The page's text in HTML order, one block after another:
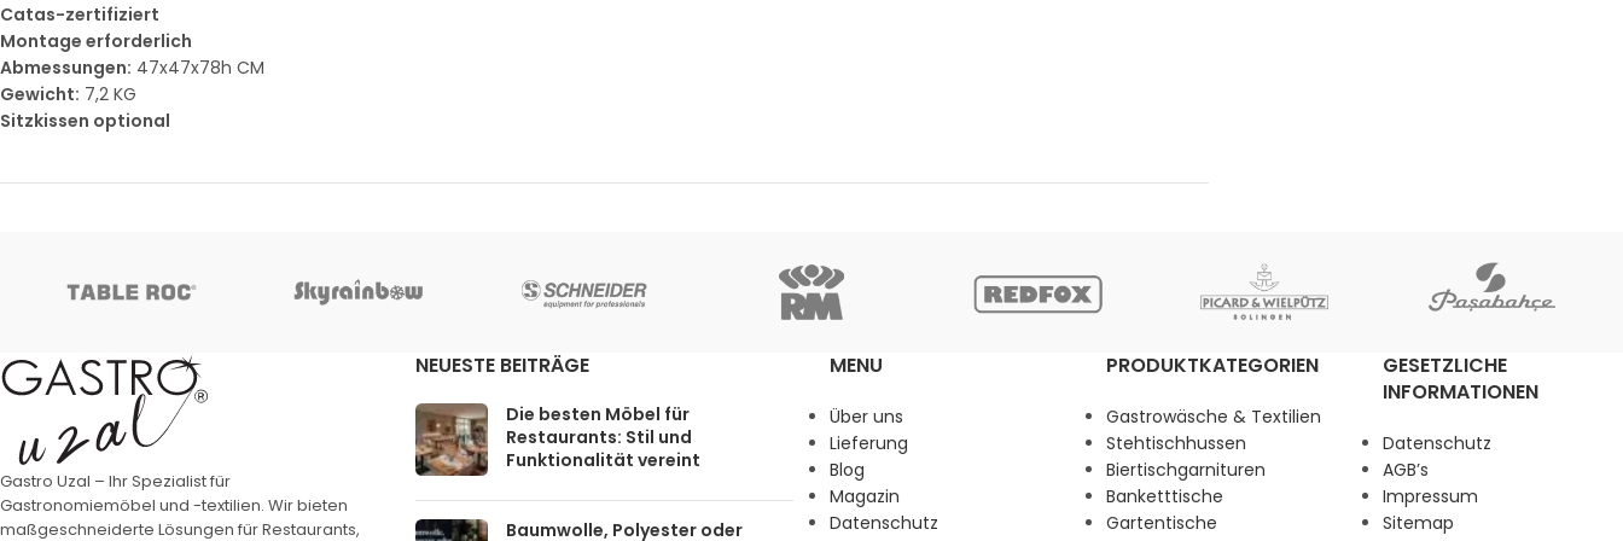
Catas-zertifiziert
Montage erforderlich
Abmessungen: 47x47x78h CM
Gewicht: 7,2 KG
Sitzkissen optional
Gastro Uzal – Ihr Spezialist für
Gastronomiemöbel und -textilien. Wir bieten
maßgeschneiderte Lösungen für Restaurants,
NEUESTE BEITRÄGE
Die besten Möbel für
Restaurants: Stil und
Funktionalität vereint
Baumwolle, Polyester oder
MENU
Über uns
Lieferung
Blog
Magazin
Datenschutz
PRODUKTKATEGORIEN
Gastrowäsche & Textilien
Stehtischhussen
Biertischgarnituren
Banketttische
Gartentische
GESETZLICHE
INFORMATIONEN
Datenschutz
AGB’s
Impressum
Sitemap